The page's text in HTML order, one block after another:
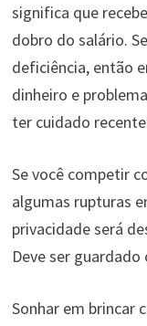
significa que
dobro do salário.
deficiência, então
dinheiro e
ter cuidado
Se você competir
algumas rupturas
privacidade será
Deve ser
Sonhar em brincar